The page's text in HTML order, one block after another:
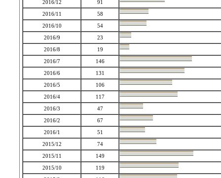
2016/12
91
2016/11
58
2016/10
54
2016/9
23
2016/8
19
2016/7
146
2016/6
131
2016/5
106
2016/4
117
2016/3
47
2016/2
67
2016/1
51
2015/12
74
2015/11
149
2015/10
119